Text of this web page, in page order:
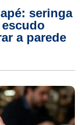
seringa
a parede